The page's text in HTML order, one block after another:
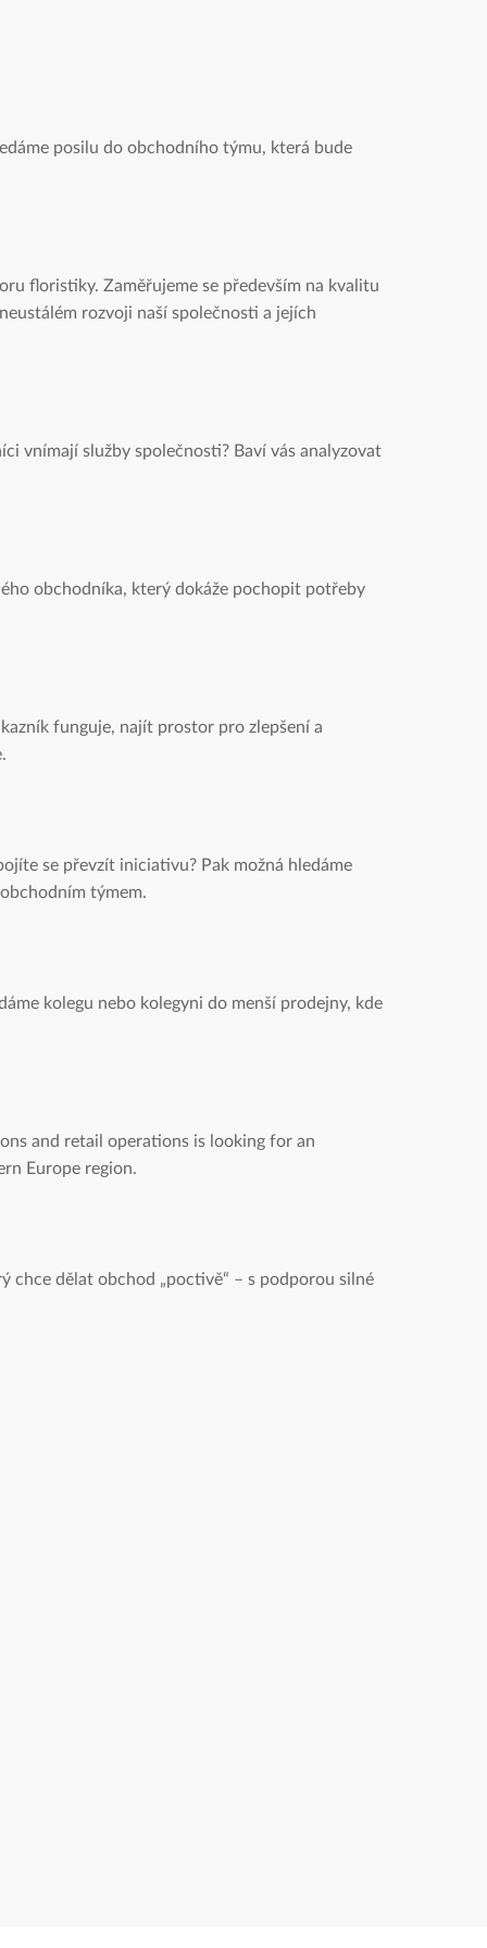
posilu do obchodního týmu, která bude
floristiky. Zaměřujeme se především na kvalitu
rozvoji naší společnosti a jejích
vnímají služby společnosti? Baví vás analyzovat
obchodníka, který dokáže pochopit potřeby
funguje, najít prostor pro zlepšení a
se převzít iniciativu? Pak možná hledáme
týmem.
kolegu nebo kolegyni do menší prodejny, kde
and retail operations is looking for an
Europe region.
chce dělat obchod „poctivě“ – s podporou silné